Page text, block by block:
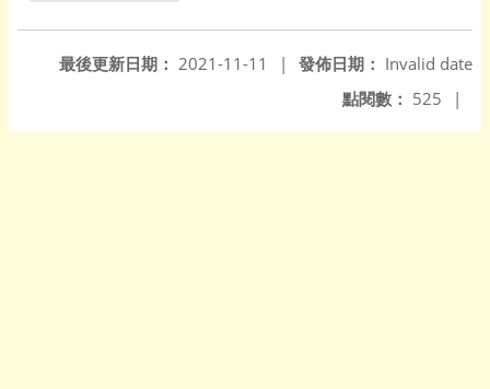
發佈日期： Invalid date
最後更新日期： 2021-11-11
|
點閱數： 525 |